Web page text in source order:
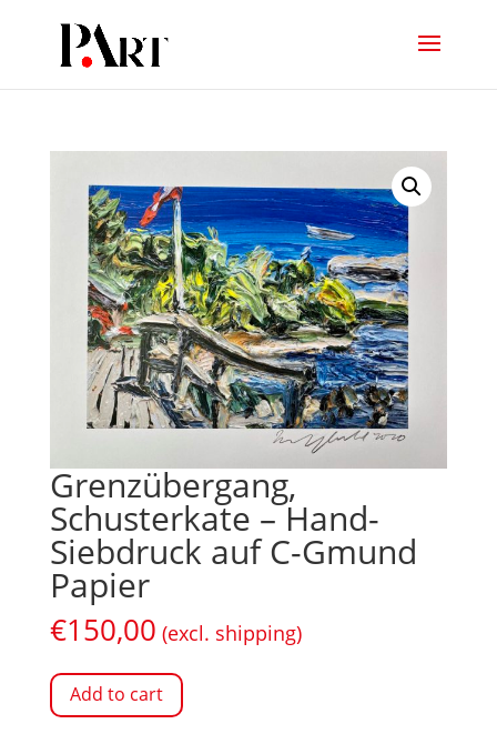
Grenzübergang,
Schusterkate – Hand-
Siebdruck auf C-Gmund
Papier
€150,00 (excl. shipping)
Add to cart